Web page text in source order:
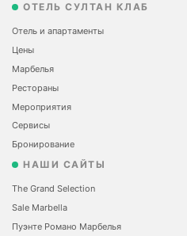
ОТЕЛЬ СУЛТАН КЛАБ
Отель и апартаменты
Цены
Марбелья
Рестораны
Мероприятия
Сервисы
Бронирование
НАШИ САЙТЫ
The Grand Selection
Sale Marbella
Пуэнте Романо Марбелья